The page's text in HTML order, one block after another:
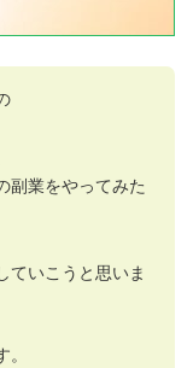
副業をやってみた
ていこうと思いま